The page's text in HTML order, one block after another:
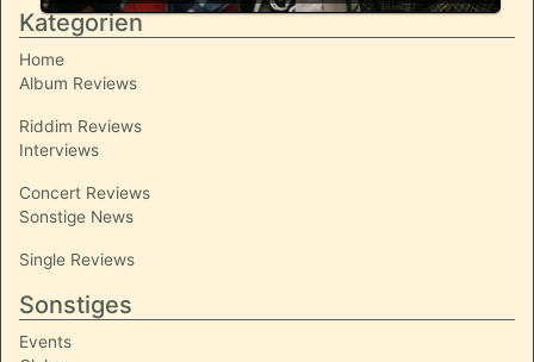
Kategorien
Home
Album Reviews
Riddim Reviews
Interviews
Concert Reviews
Sonstige News
Single Reviews
Sonstiges
Events